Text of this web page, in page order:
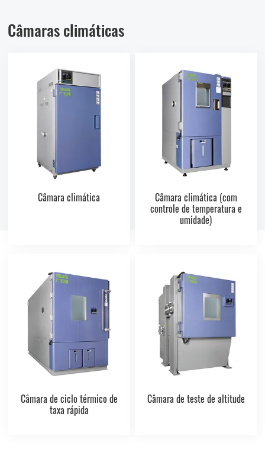
Câmaras climáticas
Câmara climática Câmara climática (com
controle de temperatura e
umidade)
Câmara de ciclo térmico de
taxa rápida
Câmara de teste de altitude